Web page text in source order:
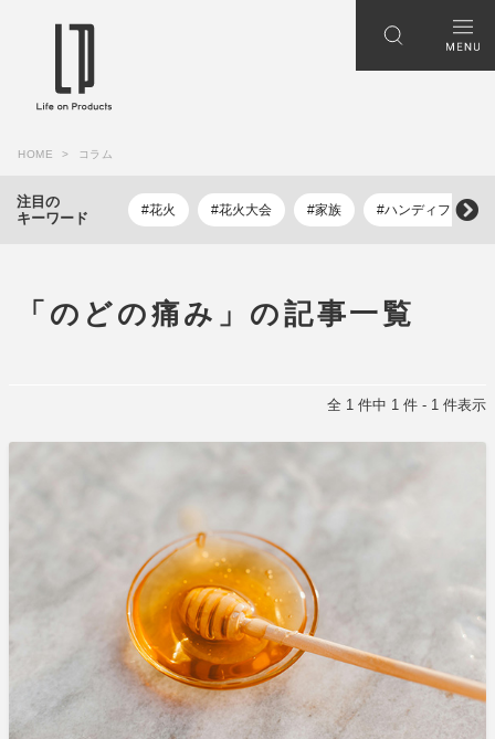
HOME コラム
注目の
キーワード
#花火 #花火大会 #家族 #ハンディファン
「のどの痛み」の記事一覧
全 1 件中 1 件 - 1 件表示